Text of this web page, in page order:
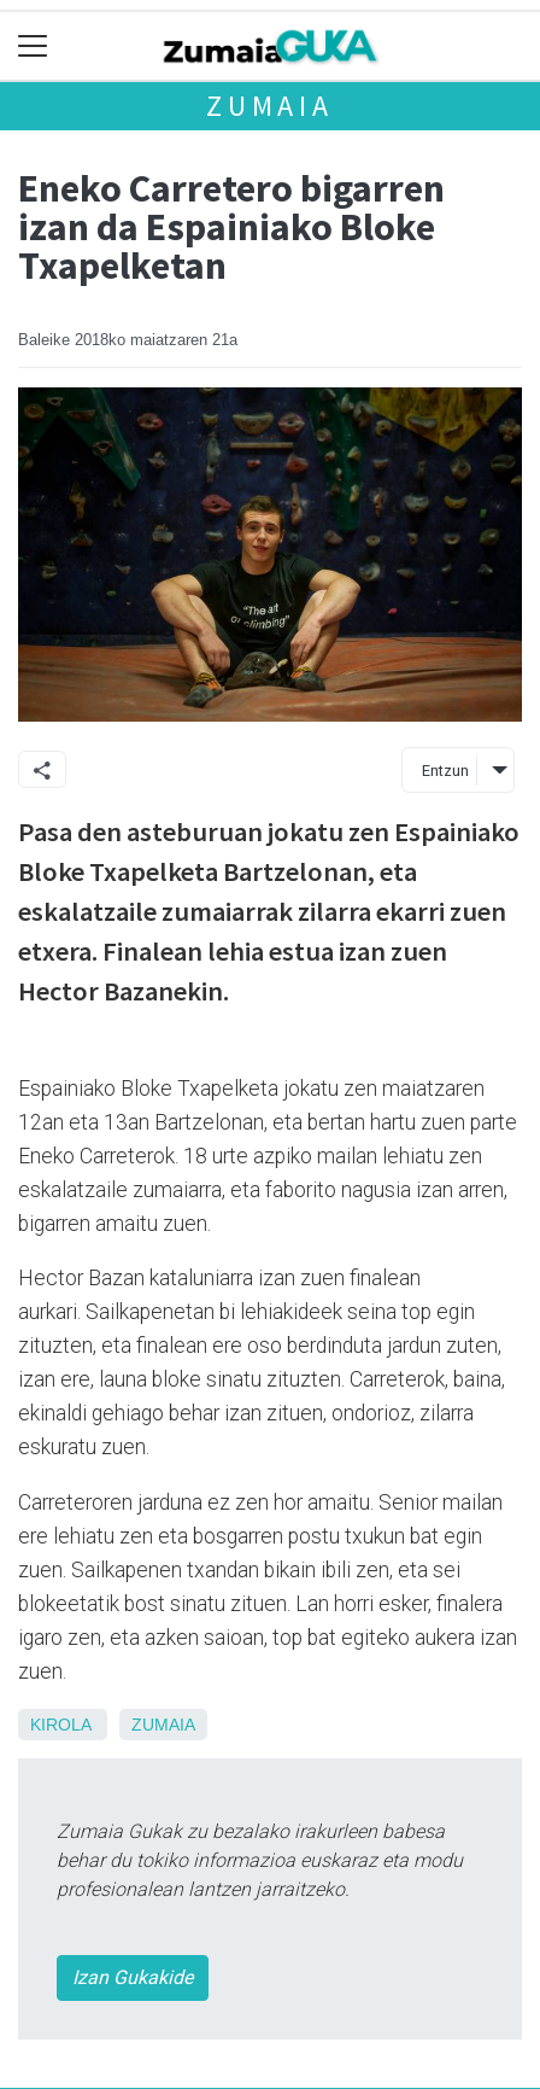
ZUMAIA
Eneko Carretero bigarren
izan da Espainiako Bloke
Txapelketan
Baleike 2018ko maiatzaren 21a
Entzun
Pasa den asteburuan jokatu zen Espainiako
Bloke Txapelketa Bartzelonan, eta
eskalatzaile zumaiarrak zilarra ekarri zuen
etxera. Finalean lehia estua izan zuen
Hector Bazanekin.
Espainiako Bloke Txapelketa jokatu zen maiatzaren
12an eta 13an Bartzelonan, eta bertan hartu zuen parte
Eneko Carreterok. 18 urte azpiko mailan lehiatu zen
eskalatzaile zumaiarra, eta faborito nagusia izan arren,
bigarren amaitu zuen.
Hector Bazan kataluniarra izan zuen finalean
aurkari. Sailkapenetan bi lehiakideek seina top egin
zituzten, eta finalean ere oso berdinduta jardun zuten,
izan ere, launa bloke sinatu zituzten. Carreterok, baina,
ekinaldi gehiago behar izan zituen, ondorioz, zilarra
eskuratu zuen.
Carreteroren jarduna ez zen hor amaitu. Senior mailan
ere lehiatu zen eta bosgarren postu txukun bat egin
zuen. Sailkapenen txandan bikain ibili zen, eta sei
blokeetatik bost sinatu zituen. Lan horri esker, finalera
igaro zen, eta azken saioan, top bat egiteko aukera izan
zuen.
KIROLA ZUMAIA
Zumaia Gukak zu bezalako irakurleen babesa
behar du tokiko informazioa euskaraz eta modu
profesionalean lantzen jarraitzeko.
Izan Gukakide